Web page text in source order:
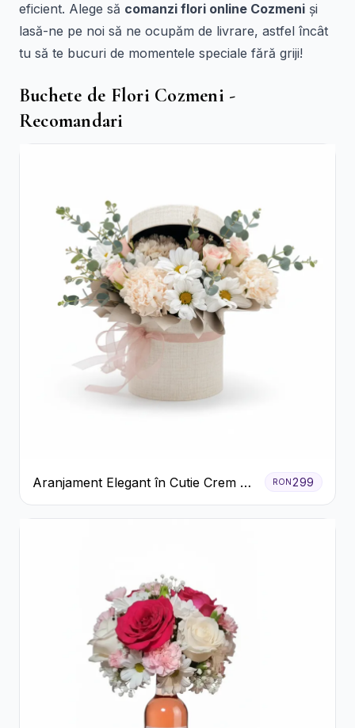
eficient. Alege să comanzi flori online Cozmeni și
lasă-ne pe noi să ne ocupăm de livrare, astfel încât
tu să te bucuri de momentele speciale fără griji!
Buchete de Flori Cozmeni -
Recomandari
Aranjament Elegant în Cutie Crem cu
Crizanteme și Trandafiri
RON299